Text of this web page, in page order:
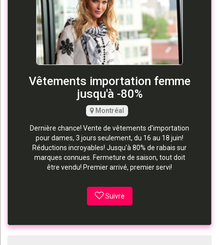
Vêtements importation femme
jusqu'à -80%
Montréal
Dernière chance! Vente de vêtements d'importation
pour dames, 3 jours seulement, du 16 au 18 juin!
Réductions incroyables! Jusqu'à 80% de rabais sur
marques connues. Fermeture de saison, tout doit
être vendu! Premier arrivé, premier servi!
Suivre